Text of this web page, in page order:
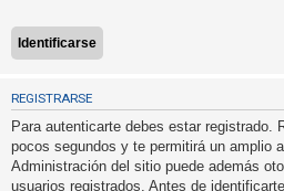
a
r
s
e
REGISTRARSE
Para autenticarte debes estar registrado.
pocos segundos y te permitirá un amplio
Administración del sitio puede además
usuarios registrados. Antes de